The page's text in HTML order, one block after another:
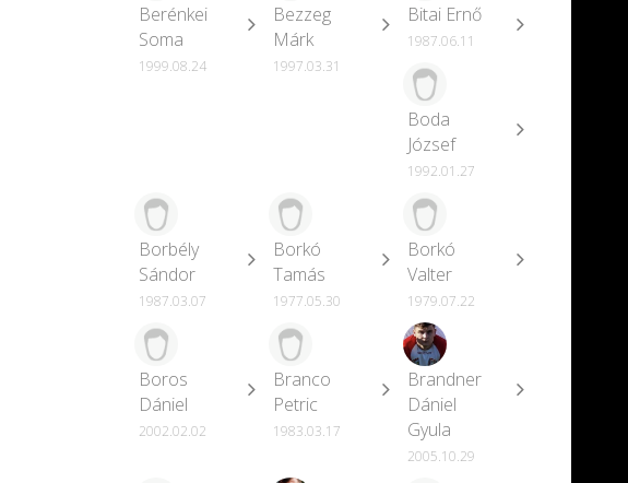
Berénkei
Soma
1999.08.24
Bezzeg
Márk
1997.03.31
Bitai Ernő
1987.06.11
Boda
József
1992.01.27
Borbély
Sándor
1987.03.07
Borkó
Tamás
1977.05.30
Borkó
Valter
1979.07.22
Boros
Dániel
2002.02.02
Branco
Petric
1983.03.17
Brandner
Dániel
Gyula
2005.10.29